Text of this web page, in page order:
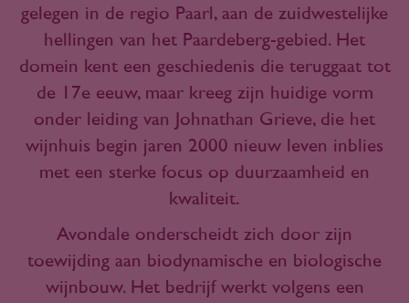
gelegen in de regio Paarl, aan de zuidwestelijke
hellingen van het Paardeberg-gebied. Het
domein kent een geschiedenis die teruggaat tot
de 17e eeuw, maar kreeg zijn huidige vorm
onder leiding van Johnathan Grieve, die het
wijnhuis begin jaren 2000 nieuw leven inblies
met een sterke focus op duurzaamheid en
kwaliteit.
Avondale onderscheidt zich door zijn
toewijding aan biodynamische en biologische
wijnbouw. Het bedrijf werkt volgens een